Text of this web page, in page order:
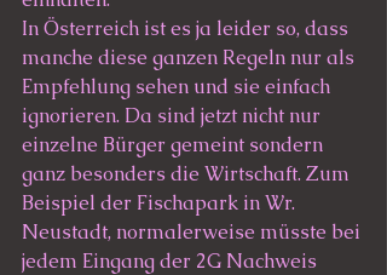
In Österreich ist es ja leider so, dass
manche diese ganzen Regeln nur als
Empfehlung sehen und sie einfach
ignorieren. Da sind jetzt nicht nur
einzelne Bürger gemeint sondern
ganz besonders die Wirtschaft. Zum
Beispiel der Fischapark in Wr.
Neustadt, normalerweise müsste bei
jedem Eingang der 2G Nachweis